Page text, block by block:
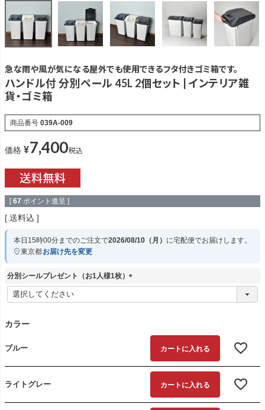
急な雨や風が気になる屋外でも使用できるフタ付きゴミ箱です。
ハンドル付 分別ペール 45L 2個セット | インテリア雑
貨・ゴミ箱
商品番号 039A-009
価格 ¥7,400税込
[ 67 ポイント進呈 ]
送料込
本日 15時00分までのご注文で2026/08/10（月） に宅配便でお届けします。
東京都お届け先を変更
分別シールプレゼント（お1人様1枚）
(
カラー
ブルー カートに入れる
ライトグレー カートに入れる